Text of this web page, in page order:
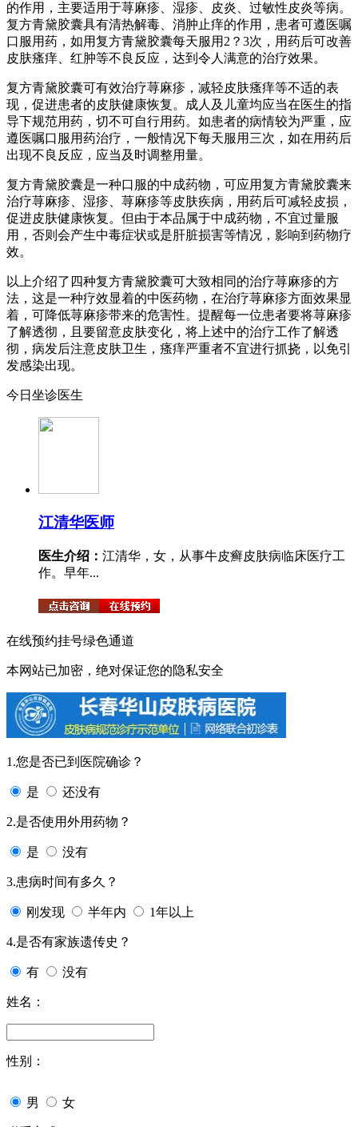
的作用，主要适用于荨麻疹、湿疹、皮炎、过敏性皮炎等病。
复方青黛胶囊具有清热解毒、消肿止痒的作用，患者可遵医嘱
口服用药，如用复方青黛胶囊每天服用2？3次，用药后可改善
皮肤瘙痒、红肿等不良反应，达到令人满意的治疗效果。
复方青黛胶囊可有效治疗荨麻疹，减轻皮肤瘙痒等不适的表
现，促进患者的皮肤健康恢复。成人及儿童均应当在医生的指
导下规范用药，切不可自行用药。如患者的病情较为严重，应
遵医嘱口服用药治疗，一般情况下每天服用三次，如在用药后
出现不良反应，应当及时调整用量。
复方青黛胶囊是一种口服的中成药物，可应用复方青黛胶囊来
治疗荨麻疹、湿疹、荨麻疹等皮肤疾病，用药后可减轻皮损，
促进皮肤健康恢复。但由于本品属于中成药物，不宜过量服
用，否则会产生中毒症状或是肝脏损害等情况，影响到药物疗
效。
以上介绍了四种复方青黛胶囊可大致相同的治疗荨麻疹的方
法，这是一种疗效显着的中医药物，在治疗荨麻疹方面效果显
着，可降低荨麻疹带来的危害性。提醒每一位患者要将荨麻疹
了解透彻，且要留意皮肤变化，将上述中的治疗工作了解透
彻，病发后注意皮肤卫生，瘙痒严重者不宜进行抓挠，以免引
发感染出现。
今日坐诊医生
江清华医师
医生介绍： 江清华，女，从事牛皮癣皮肤病临床医疗工
作。早年...
在线预约挂号绿色通道
本网站已加密，绝对保证您的隐私安全
1.您是否已到医院确诊？
是 还没有
2.是否使用外用药物？
是 没有
3.患病时间有多久？
刚发现 半年内 1年以上
4.是否有家族遗传史？
有 没有
姓名：
性别：
男 女